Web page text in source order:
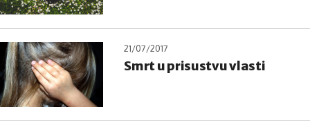
21/07/2017
Smrt u prisustvu vlasti